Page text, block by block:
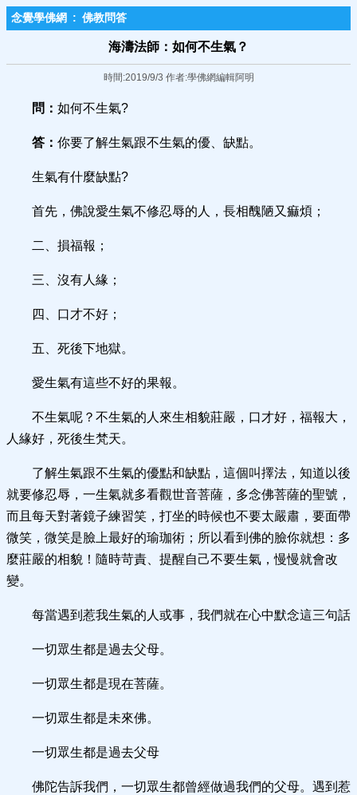
念覺學佛網 : 佛教問答
海濤法師：如何不生氣？
時間:2019/9/3 作者:學佛網編輯阿明
問： 如何不生氣?
答： 你要了解生氣跟不生氣的優、缺點。
生氣有什麼缺點?
首先，佛說愛生氣不修忍辱的人，長相醜陋又痲煩；
二、損福報；
三、沒有人緣；
四、口才不好；
五、死後下地獄。
愛生氣有這些不好的果報。
不生氣呢？不生氣的人來生相貌莊嚴，口才好，福報大，
人緣好，死後生梵天。
了解生氣跟不生氣的優點和缺點，這個叫擇法，知道以後
就要修忍辱，一生氣就多看觀世音菩薩，多念佛菩薩的聖號，
而且每天對著鏡子練習笑，打坐的時候也不要太嚴肅，要面帶
微笑，微笑是臉上最好的瑜珈術；所以看到佛的臉你就想：多
麼莊嚴的相貌！隨時苛責、提醒自己不要生氣，慢慢就會改
變。
每當遇到惹我生氣的人或事，我們就在心中默念這三句話
一切眾生都是過去父母。
一切眾生都是現在菩薩。
一切眾生都是未來佛。
一切眾生都是過去父母
佛陀告訴我們，一切眾生都曾經做過我們的父母。遇到惹